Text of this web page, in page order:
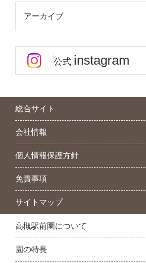
アーカイブ
公式 instagram
総合サイト
会社情報
個人情報保護方針
免責事項
サイトマップ
高槻駅前園について
園の特長